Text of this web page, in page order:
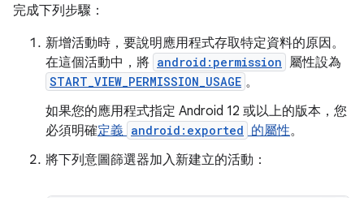
完成下列步驟：
新增活動時，要說明應用程式存取特定資料的原因。
在這個活動中，將 android:permission 屬性設為
START_VIEW_PERMISSION_USAGE 。
如果您的應用程式指定 Android 12 或以上的版本，您
必須明確定義 android:exported 的屬性。
將下列意圖篩選器加入新建立的活動：